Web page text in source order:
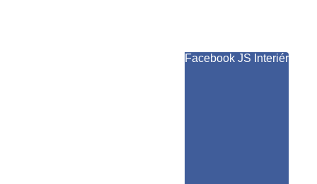
Facebook JS Interiér